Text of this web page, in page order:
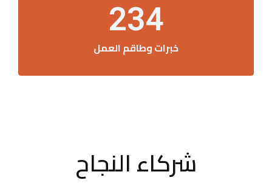
خبرات وطاقم العمل
234
شركاء النجاح